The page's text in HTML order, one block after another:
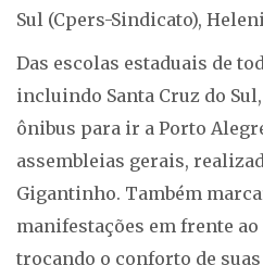
Sul (Cpers-Sindicato),
Das escolas estaduais de
incluindo Santa Cruz do
ônibus para ir a Porto
assembleias gerais,
Gigantinho. Também
manifestações em frente
trocando o conforto de